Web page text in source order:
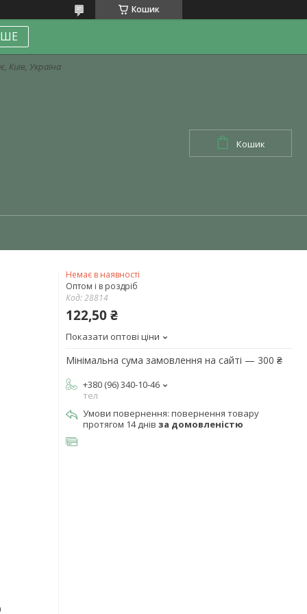
Кошик
Київ, Україна
Кошик
Немає в наявності
Оптом і в роздріб
Код:28814
122,50 ₴
Показати оптові ціни
Мінімальна сума замовлення на сайті — 300 ₴
+380 (96) 340-10-46
тел
повернення товару
протягом 14 днів за домовленістю